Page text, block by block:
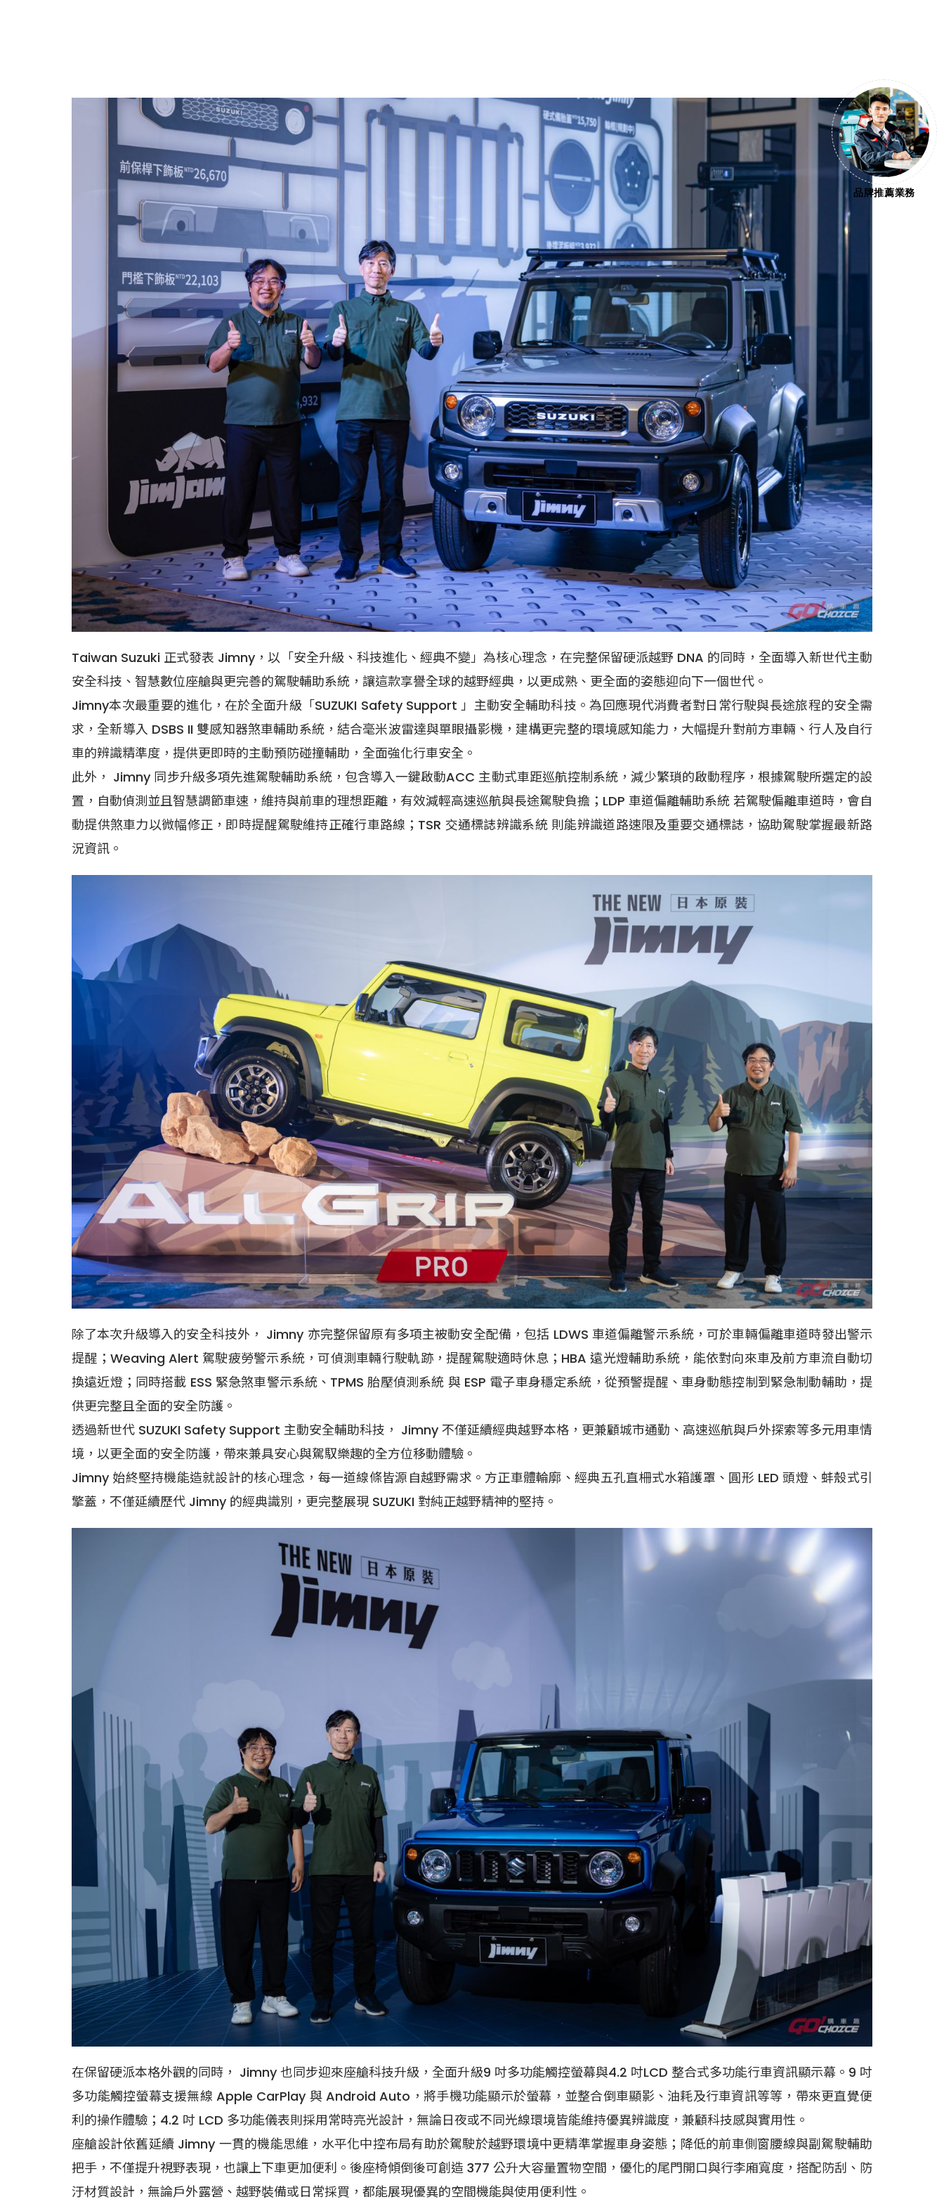
Taiwan Suzuki 正式發表 Jimny，以「安全升級、科技進化、經典不變」為核心理念，在完整保留硬派越野 DNA 的同時，全面導入新世代主動
安全科技、智慧數位座艙與更完善的駕駛輔助系統，讓這款享譽全球的越野經典，以更成熟、更全面的姿態迎向下一個世代。
Jimny本次最重要的進化，在於全面升級「SUZUKI Safety Support 」主動安全輔助科技。為回應現代消費者對日常行駛與長途旅程的安全需
求，全新導入 DSBS II 雙感知器煞車輔助系統，結合毫米波雷達與單眼攝影機，建構更完整的環境感知能力，大幅提升對前方車輛、行人及自行
車的辨識精準度，提供更即時的主動預防碰撞輔助，全面強化行車安全。
此外， Jimny 同步升級多項先進駕駛輔助系統，包含導入一鍵啟動ACC 主動式車距巡航控制系統，減少繁瑣的啟動程序，根據駕駛所選定的設
置，自動偵測並且智慧調節車速，維持與前車的理想距離，有效減輕高速巡航與長途駕駛負擔；LDP 車道偏離輔助系統 若駕駛偏離車道時，會自
動提供煞車力以微幅修正，即時提醒駕駛維持正確行車路線；TSR 交通標誌辨識系統 則能辨識道路速限及重要交通標誌，協助駕駛掌握最新路
況資訊。
除了本次升級導入的安全科技外， Jimny 亦完整保留原有多項主被動安全配備，包括 LDWS 車道偏離警示系統，可於車輛偏離車道時發出警示
提醒；Weaving Alert 駕駛疲勞警示系統，可偵測車輛行駛軌跡，提醒駕駛適時休息；HBA 遠光燈輔助系統，能依對向來車及前方車流自動切
換遠近燈；同時搭載 ESS 緊急煞車警示系統、TPMS 胎壓偵測系統 與 ESP 電子車身穩定系統，從預警提醒、車身動態控制到緊急制動輔助，提
供更完整且全面的安全防護。
透過新世代 SUZUKI Safety Support 主動安全輔助科技， Jimny 不僅延續經典越野本格，更兼顧城市通勤、高速巡航與戶外探索等多元用車情
境，以更全面的安全防護，帶來兼具安心與駕馭樂趣的全方位移動體驗。
Jimny 始終堅持機能造就設計的核心理念，每一道線條皆源自越野需求。方正車體輪廓、經典五孔直柵式水箱護罩、圓形 LED 頭燈、蚌殼式引
擎蓋，不僅延續歷代 Jimny 的經典識別，更完整展現 SUZUKI 對純正越野精神的堅持。
在保留硬派本格外觀的同時， Jimny 也同步迎來座艙科技升級，全面升級9 吋多功能觸控螢幕與4.2 吋LCD 整合式多功能行車資訊顯示幕。9 吋
多功能觸控螢幕支援無線 Apple CarPlay 與 Android Auto，將手機功能顯示於螢幕，並整合倒車顯影、油耗及行車資訊等等，帶來更直覺便
利的操作體驗；4.2 吋 LCD 多功能儀表則採用常時亮光設計，無論日夜或不同光線環境皆能維持優異辨識度，兼顧科技感與實用性。
座艙設計依舊延續 Jimny 一貫的機能思維，水平化中控布局有助於駕駛於越野環境中更精準掌握車身姿態；降低的前車側窗腰線與副駕駛輔助
把手，不僅提升視野表現，也讓上下車更加便利。後座椅傾倒後可創造 377 公升大容量置物空間，優化的尾門開口與行李廂寬度，搭配防刮、防
汙材質設計，無論戶外露營、越野裝備或日常採買，都能展現優異的空間機能與使用便利性。
品牌推薦業務